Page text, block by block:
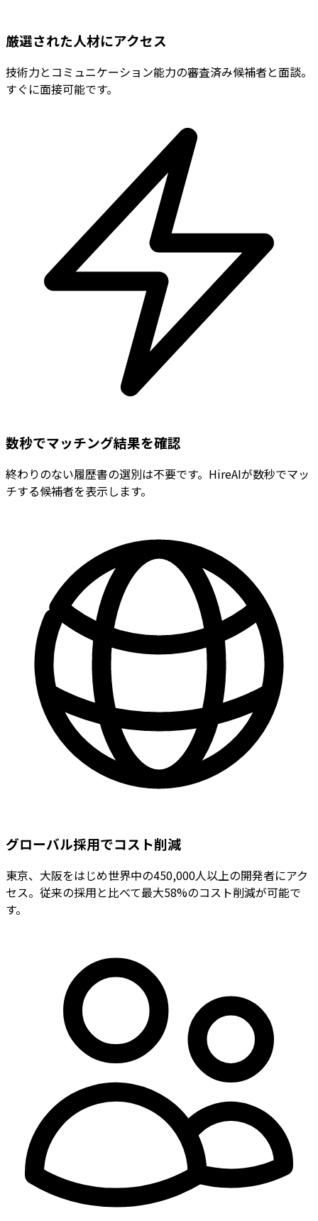
厳選された人材にアクセス
技術力とコミュニケーション能力の審査済み候補者と面談。
すぐに面接可能です。
数秒でマッチング結果を確認
終わりのない履歴書の選別は不要です。HireAIが数秒でマッ
チする候補者を表示します。
グローバル採用でコスト削減
東京、大阪をはじめ世界中の450,000人以上の開発者にアク
セス。従来の採用と比べて最大58%のコスト削減が可能で
す。